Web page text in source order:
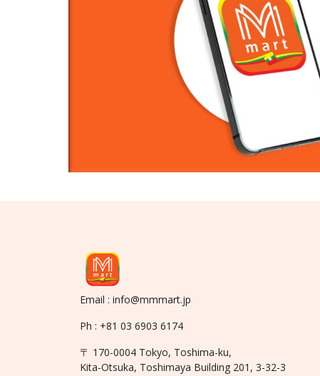
Email : info@mmmart.jp
Ph : +81 03 6903 6174
〒 170-0004 Tokyo, Toshima-ku,
Kita-Otsuka, Toshimaya Building 201, 3-32-3